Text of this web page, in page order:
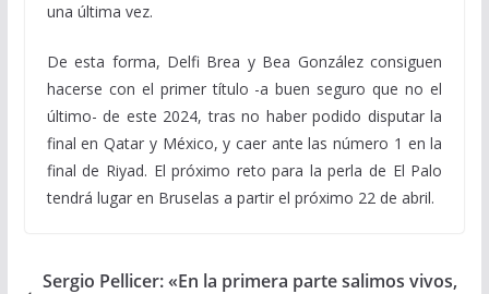
una última vez.
De esta forma, Delfi Brea y Bea González consiguen
hacerse con el primer título -a buen seguro que no el
último- de este 2024, tras no haber podido disputar la
final en Qatar y México, y caer ante las número 1 en la
final de Riyad. El próximo reto para la perla de El Palo
tendrá lugar en Bruselas a partir el próximo 22 de abril.
Sergio Pellicer: «En la primera parte salimos vivos,